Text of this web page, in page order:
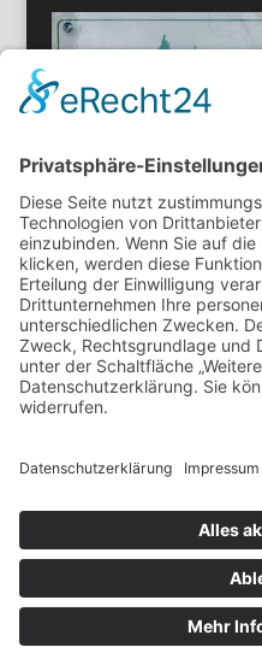
Impressum
Buchungsbedingungen
Zahlungsarten
© Heide-Camp